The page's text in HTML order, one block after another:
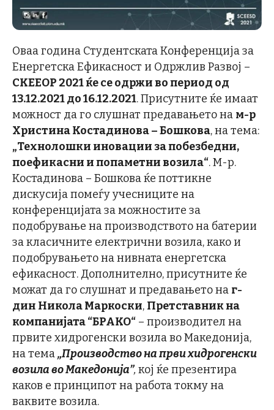
Оваа година Студентската Конференција за
Енергетска Ефикасност и Одржлив Развој –
СКЕЕОР 2021 ќе се одржи во период од
13.12.2021 до 16.12.2021. Присутните ќе имаат
можност да го слушнат предавањето на м-р
Христина Костадинова – Бошкова, на тема:
„Технолошки иновации за побезбедни,
поефикасни и попаметни возила“. М-р.
Костадинова – Бошкова ќе поттикне
дискусија помеѓу учесниците на
конференцијата за можностите за
подобрување на производството на батерии
за класичните електрични возила, како и
подобрувањето на нивната енергетска
ефикасност. Дополнително, присутните ќе
можат да го слушнат и предавањето на г-
дин Никола Маркоски, Претставник на
компанијата “БРАКО“ – производител на
првите хидрогенски возила во Македонија,
на тема„Производство на први хидрогенски
возила во Македонија”, кој ќе презентира
каков е принципот на работа токму на
ваквите возила.